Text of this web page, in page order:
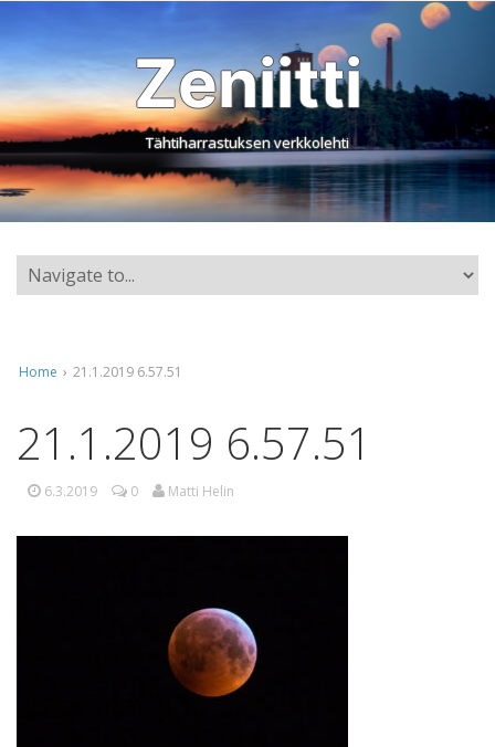
Zeniitti
Tähtiharrastuksen verkkolehti
Home › 21.1.2019 6.57.51
21.1.2019 6.57.51
6.3.2019 0 Matti Helin